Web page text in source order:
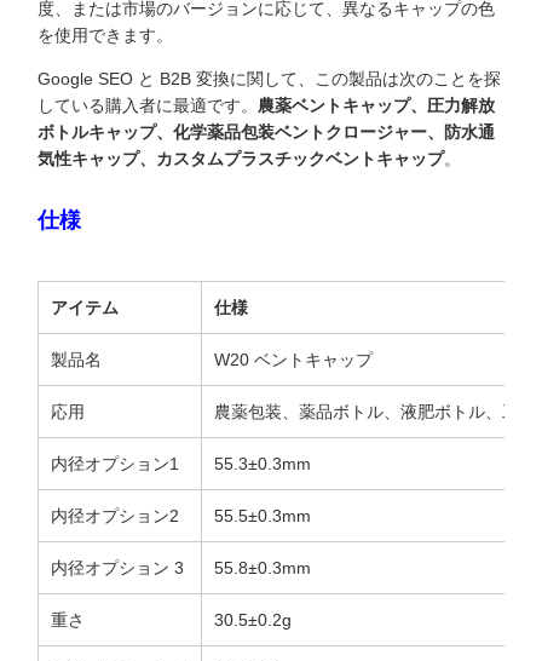
度、または市場のバージョンに応じて、異なるキャップの色
を使用できます。
Google SEO と B2B 変換に関して、この製品は次のことを探
している購入者に最適です。 農薬ベントキャップ、圧力解放
ボトルキャップ、化学薬品包装ベントクロージャー、防水通
気性キャップ、カスタムプラスチックベントキャップ。
仕様
アイテム 仕様
製品名 W20 ベン​​トキャップ
応用 農薬包装、薬品ボトル、液肥ボトル、工業
内径オプション1 55.3±0.3mm
内径オプション2 55.5±0.3mm
内径オプション 3 55.8±0.3mm
重さ 30.5±0.2g